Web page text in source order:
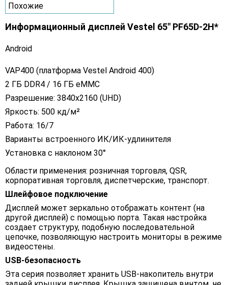
Похожие
Информационный дисплей Vestel 65" PF65D-2H*
Android
VAP400 (платформа Vestel Android 400)
2 ГБ DDR4 / 16 ГБ eMMC
Разрешение: 3840x2160 (UHD)
Яркость: 500 кд/м²
Работа: 16/7
Варианты встроенного ИК/ИК-удлинителя
Установка с наклоном 30°
Области применения: розничная торговля, QSR,
корпоративная торговля, диспетчерские, транспорт.
Шлейфовое подключение
Дисплей может зеркально отображать контент (на
другой дисплей) с помощью порта. Такая настройка
создает структуру, подобную последовательной
цепочке, позволяющую настроить мониторы в режиме
видеостены.
USB-безопасность
Эта серия позволяет хранить USB-накопитель внутри